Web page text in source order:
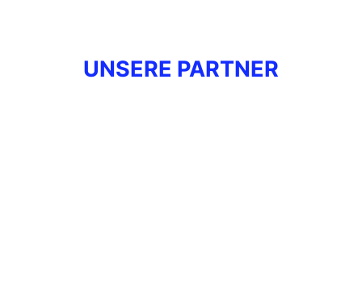
UNSERE PARTNER